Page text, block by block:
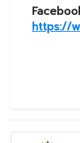
https://